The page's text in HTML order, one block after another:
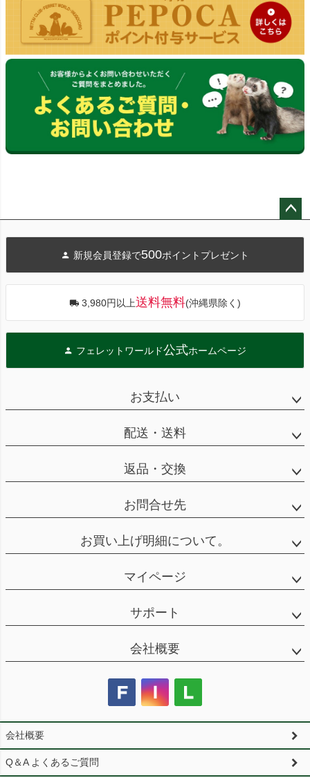
へ
新規会員登録で500ポイントプレゼント
3,980円以上送料無料(沖縄県除く)
フェレットワールド公式ホームページ
お支払い
配送・送料
返品・交換
お問合せ先
お買い上げ明細について。
マイページ
サポート
会社概要
会社概要
Q＆A よくあるご質問